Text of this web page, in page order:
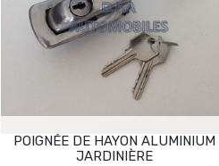
POIGNÉE DE HAYON ALUMINIUM
JARDINIÈRE